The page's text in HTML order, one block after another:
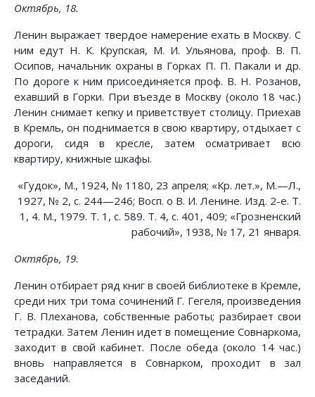
Октябрь, 18.
Ленин выражает твердое намерение ехать в Москву. С
ним едут Н. К. Крупская, М. И. Ульянова, проф. В. П.
Осипов, начальник охраны в Горках П. П. Пакали и др.
По дороге к ним присоединяется проф. В. Н. Розанов,
ехавший в Горки. При въезде в Москву (около 18 час.)
Ленин снимает кепку и приветствует столицу. Приехав
в Кремль, он поднимается в свою квартиру, отдыхает с
дороги, сидя в кресле, затем осматривает всю
квартиру, книжные шкафы.
«Гудок», М., 1924, № 1180, 23 апреля; «Кр. лет.», М.—Л.,
1927, № 2, с. 244—246; Восп. о В. И. Ленине. Изд. 2-е. Т.
1, 4. М., 1979. Т. 1, с. 589. Т. 4, с. 401, 409; «Грозненский
рабочий», 1938, № 17, 21 января.
Октябрь, 19.
Ленин отбирает ряд книг в своей библиотеке в Кремле,
среди них три тома сочинений Г. Гегеля, произведения
Г. В. Плеханова, собственные работы; разбирает свои
тетрадки. Затем Ленин идет в помещение Совнаркома,
заходит в свой кабинет. После обеда (около 14 час.)
вновь направляется в Совнарком, проходит в зал
заседаний.